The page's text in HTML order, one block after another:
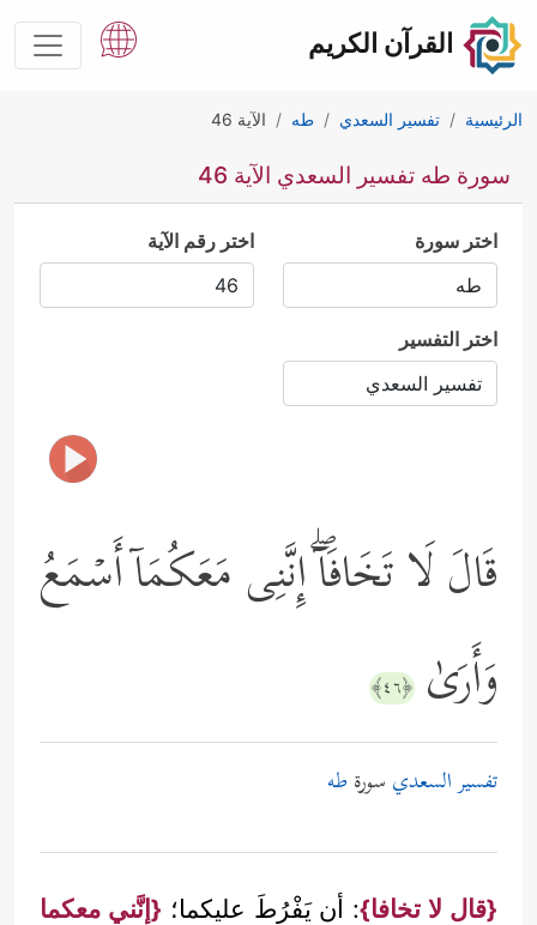
القرآن الكريم
الرئيسية تفسير السعدي طه الآية 46
سورة طه تفسير السعدي الآية 46
اختر سورة اختر رقم الآية
اختر التفسير
قَالَ لَا تَخَافَاۤۖ إِنَّنِی مَعَكُمَاۤ أَسۡمَعُ
وَأَرَىٰ ﴿٤٦﴾
تفسير السعدي سورة طه
{قال لا تخافا}: أن يَفْرُطَ عليكما؛ {إنَّني معكما